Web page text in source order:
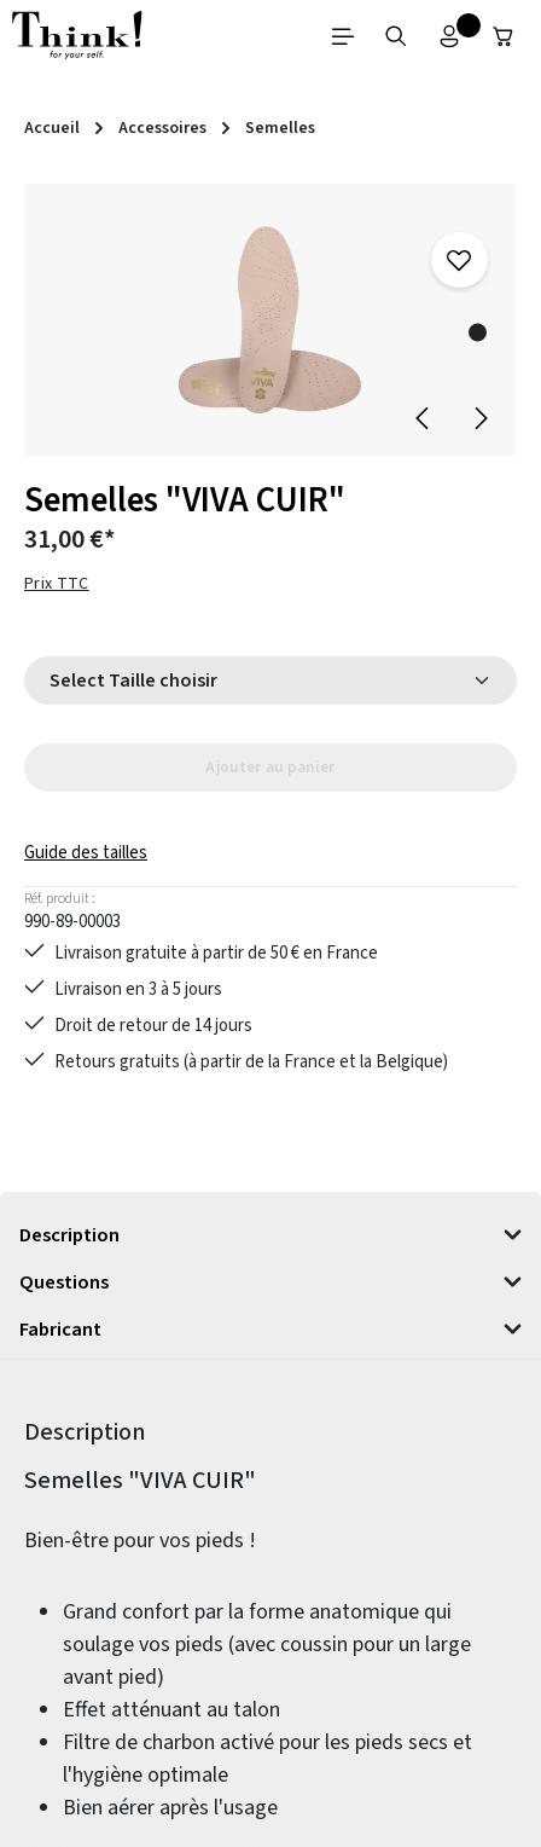
Passer au contenu principal
Accueil Accessoires Semelles
Semelles "VIVA CUIR"
31,00 €*
Prix TTC
Select Taille choisir
Ajouter au panier
Guide des tailles
Réf. produit :
990-89-00003
Livraison gratuite à partir de 50 € en France
Livraison en 3 à 5 jours
Droit de retour de 14 jours
Retours gratuits (à partir de la France et la Belgique)
Description
Questions
Fabricant
Description
Informations sur le produit
Semelles "VIVA CUIR"
Bien-être pour vos pieds !
Grand confort par la forme anatomique qui
soulage vos pieds (avec coussin pour un large
avant pied)
Effet atténuant au talon
Filtre de charbon activé pour les pieds secs et
l'hygiène optimale
Bien aérer après l'usage